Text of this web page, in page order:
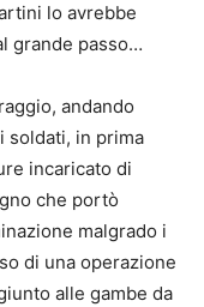
lo avrebbe
grande passo…
andando
soldati, in prima
incaricato di
che portò
malgrado i
di una operazione
alle gambe da